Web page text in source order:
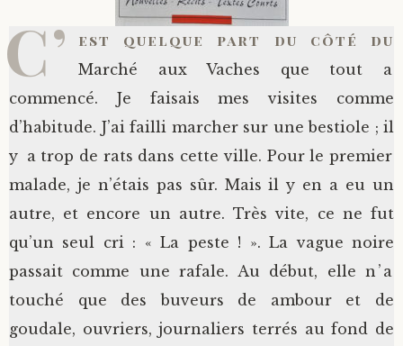
C’ est quelque part du côté du
Marché aux Vaches que tout a
commencé. Je faisais mes visites comme
d’habitude. J’ai failli marcher sur une bestiole ; il
y a trop de rats dans cette ville. Pour le premier
malade, je n’étais pas sûr. Mais il y en a eu un
autre, et encore un autre. Très vite, ce ne fut
qu’un seul cri : « La peste ! ». La vague noire
passait comme une rafale. Au début, elle n’a
touché que des buveurs de ambour et de
goudale, ouvriers, journaliers terrés au fond de